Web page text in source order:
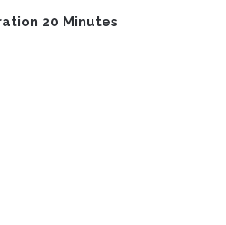
20 Minutes